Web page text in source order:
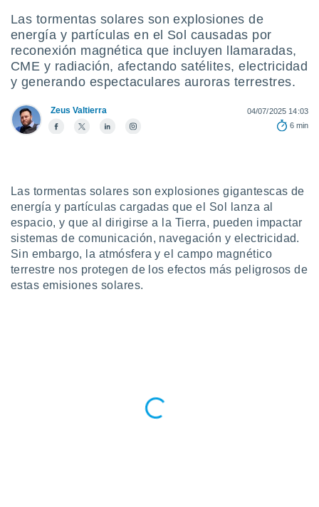
permite
seguir
contenido
coste.
botón
todas
ya sean
nuestros
nos
y análisis
en
así como
ACEPTAR
CONTINUAR
Las tormentas solares son explosiones de
energía y partículas en el Sol causadas por
reconexión magnética que incluyen llamaradas,
CME y radiación, afectando satélites, electricidad
y generando espectaculares auroras terrestres.
Zeus Valtierra
04/07/2025 14:03
6 min
Las tormentas solares son explosiones gigantescas de
energía y partículas cargadas que el Sol lanza al
espacio, y que al dirigirse a la Tierra, pueden impactar
sistemas de comunicación, navegación y electricidad.
Sin embargo, la atmósfera y el campo magnético
terrestre nos protegen de los efectos más peligrosos de
estas emisiones solares.